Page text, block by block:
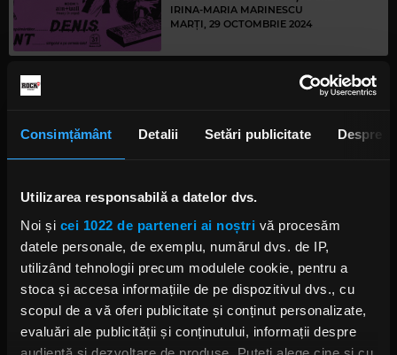
Consimțământ Detalii Setări publicitate Despre
Utilizarea responsabilă a datelor dvs.
Noi și cei 1022 de parteneri ai noștri vă procesăm
datele personale, de exemplu, numărul dvs. de IP,
utilizând tehnologii precum modulele cookie, pentru a
stoca și accesa informațiile de pe dispozitivul dvs., cu
scopul de a vă oferi publicitate și conținut personalizate,
evaluări ale publicității și conținutului, informații despre
IRINA-MARIA MARINESCU
MARȚI, 29 OCTOMBRIE 2024
Rock The Underground:
albumului „ReBorn”
IRINA-MARIA MARINESCU
The Strizzers [RO] și People of
Maha [BG] din nou împreună în
turneu
MARȚI, 10 SEPTEMBRIE 2024